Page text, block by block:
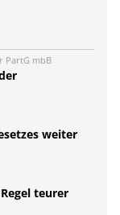
PartG mbB
weiter
teurer